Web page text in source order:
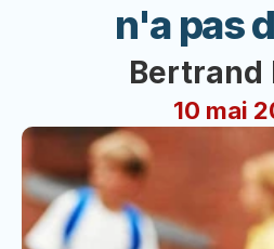
n'a pas
Bertrand
10 mai